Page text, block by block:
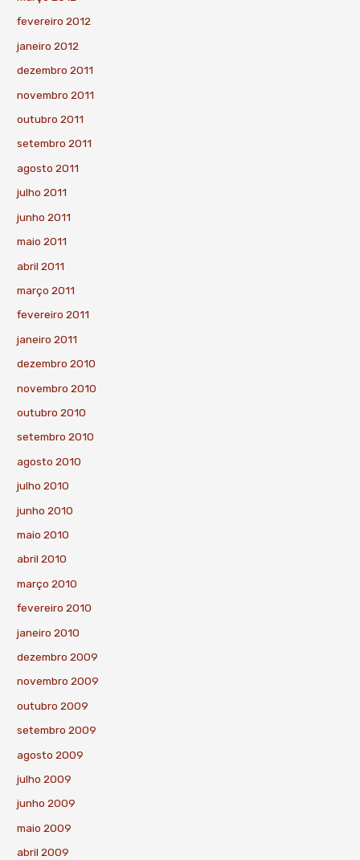
fevereiro 2012
janeiro 2012
dezembro 2011
novembro 2011
outubro 2011
setembro 2011
agosto 2011
julho 2011
junho 2011
maio 2011
abril 2011
março 2011
fevereiro 2011
janeiro 2011
dezembro 2010
novembro 2010
outubro 2010
setembro 2010
agosto 2010
julho 2010
junho 2010
maio 2010
abril 2010
março 2010
fevereiro 2010
janeiro 2010
dezembro 2009
novembro 2009
outubro 2009
setembro 2009
agosto 2009
julho 2009
junho 2009
maio 2009
abril 2009